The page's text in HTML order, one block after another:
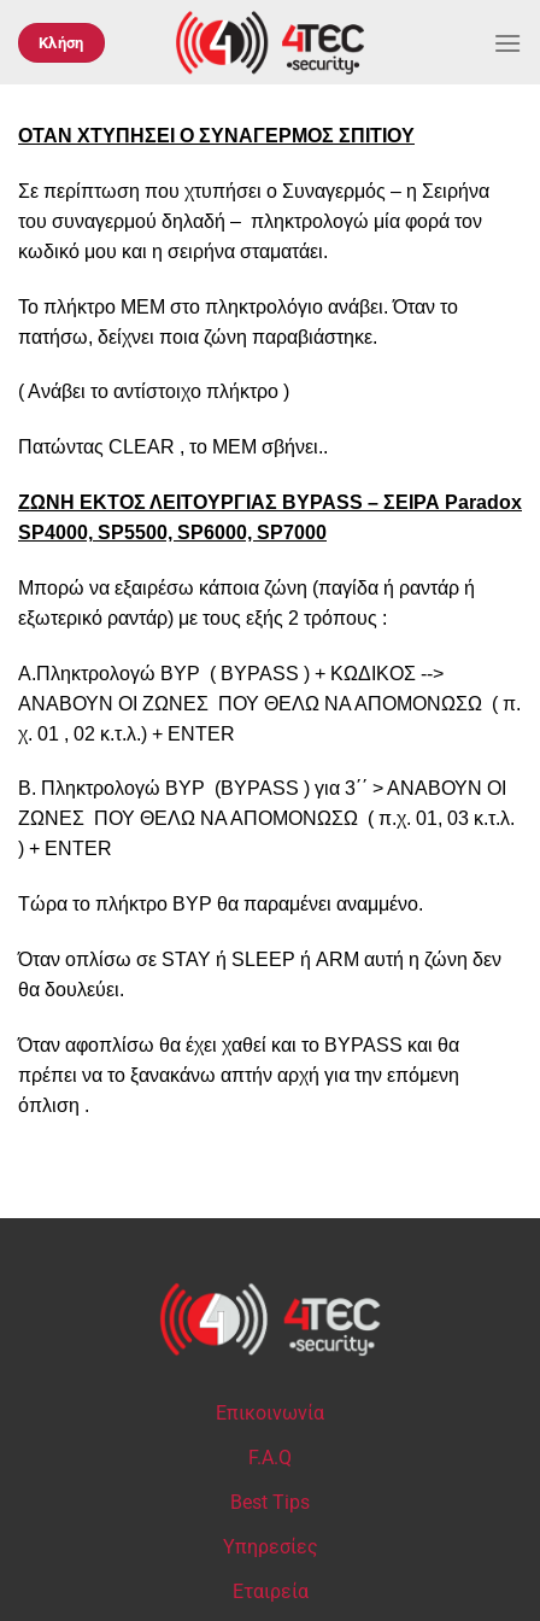
στο
Κλήση
ΟΤΑΝ ΧΤΥΠΗΣΕΙ Ο ΣΥΝΑΓΕΡΜΟΣ ΣΠΙΤΙΟΥ
Σε περίπτωση που χτυπήσει ο Συναγερμός – η Σειρήνα
του συναγερμού δηλαδή – πληκτρολογώ μία φορά τον
κωδικό μου και η σειρήνα σταματάει.
Το πλήκτρο MEM στο πληκτρολόγιο ανάβει. Όταν το
πατήσω, δείχνει ποια ζώνη παραβιάστηκε.
( Ανάβει το αντίστοιχο πλήκτρο )
Πατώντας CLEAR , το MEM σβήνει..
ΖΩΝΗ ΕΚΤΟΣ ΛΕΙΤΟΥΡΓΙΑΣ BYPASS – ΣΕΙΡΑ Paradox
SP4000, SP5500, SP6000, SP7000
Μπορώ να εξαιρέσω κάποια ζώνη (παγίδα ή ραντάρ ή
εξωτερικό ραντάρ) με τους εξής 2 τρόπους :
Α.Πληκτρολογώ BYP ( BYPASS ) + ΚΩΔΙΚΟΣ -->
ΑΝΑΒΟΥΝ ΟΙ ΖΩΝΕΣ ΠΟΥ ΘΕΛΩ ΝΑ ΑΠΟΜΟΝΩΣΩ ( π.
χ. 01 , 02 κ.τ.λ.) + ENTER
Β. Πληκτρολογώ BYP (BYPASS ) για 3΄΄ > ΑΝΑΒΟΥΝ ΟΙ
ΖΩΝΕΣ ΠΟΥ ΘΕΛΩ ΝΑ ΑΠΟΜΟΝΩΣΩ ( π.χ. 01, 03 κ.τ.λ.
) + ENTER
Τώρα το πλήκτρο BYP θα παραμένει αναμμένο.
Όταν οπλίσω σε STAY ή SLEEP ή ARM αυτή η ζώνη δεν
θα δουλεύει.
Όταν αφοπλίσω θα έχει χαθεί και το BYPASS και θα
πρέπει να το ξανακάνω απτήν αρχή για την επόμενη
όπλιση .
Επικοινωνία
F.A.Q
Best Tips
Υπηρεσίες
Εταιρεία